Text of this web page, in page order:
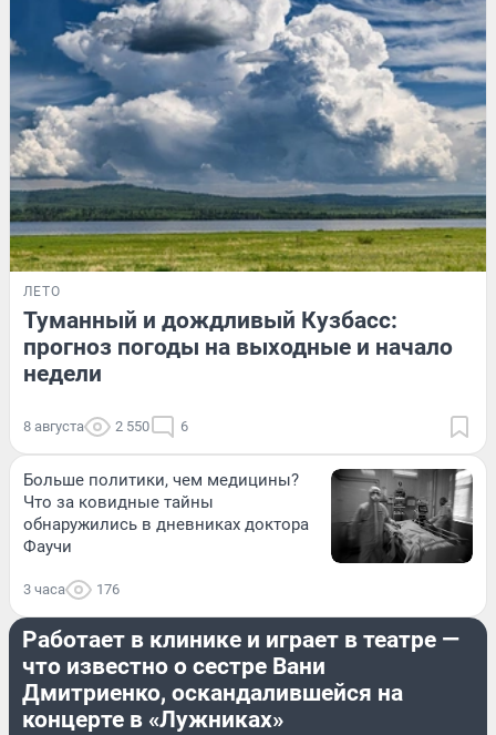
ЛЕТО
Туманный и дождливый Кузбасс:
прогноз погоды на выходные и начало
недели
8 августа 2 550 6
Больше политики, чем медицины?
Что за ковидные тайны
обнаружились в дневниках доктора
Фаучи
3 часа 176
РАЗВЛЕЧЕНИЯ
Работает в клинике и играет в театре —
что известно о сестре Вани
Дмитриенко, оскандалившейся на
концерте в «Лужниках»